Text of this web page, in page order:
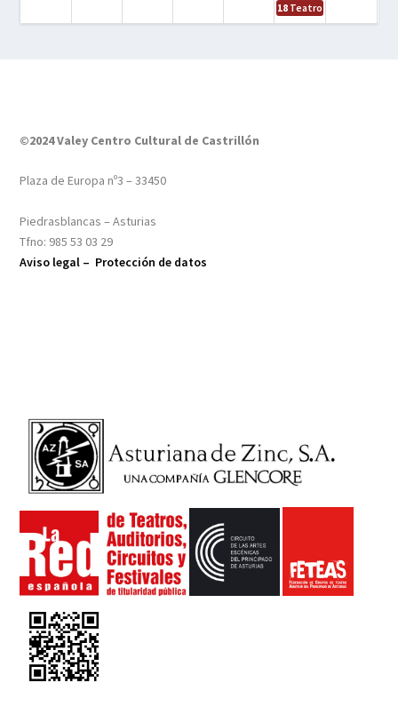
18 Teatro – Tres
©2024 Valey Centro Cultural de Castrillón
Plaza de Europa nº3 – 33450
Piedrasblancas – Asturias
Tfno: 985 53 03 29
Aviso legal – Protección de datos